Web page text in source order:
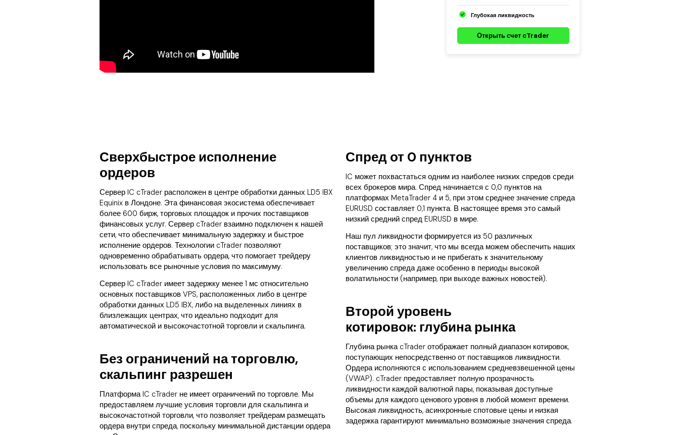
Глубокая ликвидность
Открыть счет cTrader
Сверхбыстрое исполнение
ордеров
Сервер IC cTrader расположен в центре обработки данных LD5 IBX
Equinix в Лондоне. Эта финансовая экосистема обеспечивает
более 600 бирж, торговых площадок и прочих поставщиков
финансовых услуг. Сервер cTrader взаимно подключен к нашей
сети, что обеспечивает минимальную задержку и быстрое
исполнение ордеров. Технологии cTrader позволяют
одновременно обрабатывать ордера, что помогает трейдеру
использовать все рыночные условия по максимуму.
Сервер IC cTrader имеет задержку менее 1 мс относительно
основных поставщиков VPS, расположенных либо в центре
обработки данных LD5 IBX, либо на выделенных линиях в
близлежащих центрах, что идеально подходит для
автоматической и высокочастотной торговли и скальпинга.
Без ограничений на торговлю,
скальпинг разрешен
Платформа IC cTrader не имеет ограничений по торговле. Мы
предоставляем лучшие условия торговли для скальпинга и
высокочастотной торговли, что позволяет трейдерам размещать
ордера внутри спреда, поскольку минимальной дистанции ордера
Спред от 0 пунктов
IC может похвастаться одним из наиболее низких спредов среди
всех брокеров мира. Спред начинается с 0,0 пунктов на
платформах MetaTrader 4 и 5, при этом среднее значение спреда
EURUSD составляет 0,1 пункта. В настоящее время это самый
низкий средний спред EURUSD в мире.
Наш пул ликвидности формируется из 50 различных
поставщиков; это значит, что мы всегда можем обеспечить наших
клиентов ликвидностью и не прибегать к значительному
увеличению спреда даже особенно в периоды высокой
волатильности (например, при выходе важных новостей).
Второй уровень
котировок: глубина рынка
Глубина рынка cTrader отображает полный диапазон котировок,
поступающих непосредственно от поставщиков ликвидности.
Ордера исполняются с использованием средневзвешенной цены
(VWAP). cTrader предоставляет полную прозрачность
ликвидности каждой валютной пары, показывая доступные
объемы для каждого ценового уровня в любой момент времени.
Высокая ликвидность, асинхронные спотовые цены и низкая
задержка гарантируют минимально возможные значения спреда.